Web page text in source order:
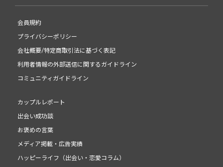
会員規約
プライバシーポリシー
会社概要/特定商取引法に基づく表記
利用者情報の外部送信に関するガイドライン
コミュニティガイドライン
カップルレポート
出会い成功談
お褒めの言葉
メディア掲載・広告実績
ハッピーライフ（出会い・恋愛コラム）